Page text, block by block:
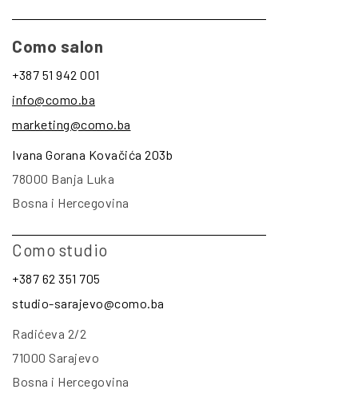
Como salon
+387 51 942 001
info@como.ba
marketing@como.ba
Ivana Gorana Kovačića 203b
78000 Banja Luka
Bosna i Hercegovina
Como studio
+387 62 351 705
studio-sarajevo@como.ba
Radićeva 2/2
71000 Sarajevo
Bosna i Hercegovina